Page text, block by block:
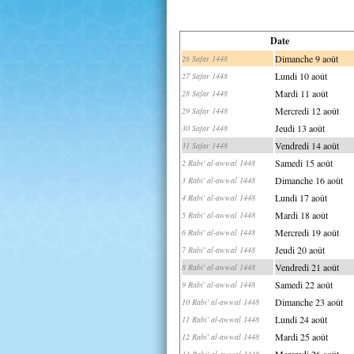
Date
26 Safar 1448 Dimanche 9 août
27 Safar 1448 Lundi 10 août
28 Safar 1448 Mardi 11 août
29 Safar 1448 Mercredi 12 août
30 Safar 1448 Jeudi 13 août
31 Safar 1448 Vendredi 14 août
2 Rabi' al-awwal 1448 Samedi 15 août
3 Rabi' al-awwal 1448 Dimanche 16 août
4 Rabi' al-awwal 1448 Lundi 17 août
5 Rabi' al-awwal 1448 Mardi 18 août
6 Rabi' al-awwal 1448 Mercredi 19 août
7 Rabi' al-awwal 1448 Jeudi 20 août
8 Rabi' al-awwal 1448 Vendredi 21 août
9 Rabi' al-awwal 1448 Samedi 22 août
10 Rabi' al-awwal 1448 Dimanche 23 août
11 Rabi' al-awwal 1448 Lundi 24 août
12 Rabi' al-awwal 1448 Mardi 25 août